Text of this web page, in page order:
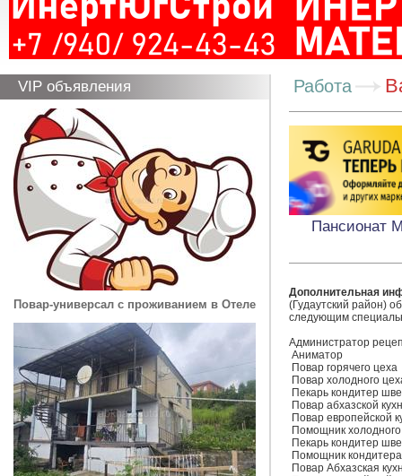
VIP объявления
Повар-универсал с проживанием в Отеле
Работа
Пансионат
Дополнительная
(Гудаутский район)
следующим
Администратор